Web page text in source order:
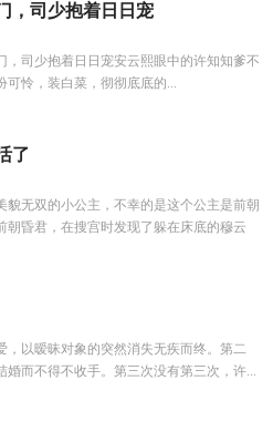
，司少抱着日日宠
，司少抱着日日宠安云熙眼中的许知知爹不
可怜，装白菜，彻彻底底的...
了
貌无双的小公主，不幸的是这个公主是前朝
朝昏君，在搜宫时发现了躲在床底的穆云
，以暧昧对象的突然消失无疾而终。第二
婚而不得不收手。第三次没有第三次，许...